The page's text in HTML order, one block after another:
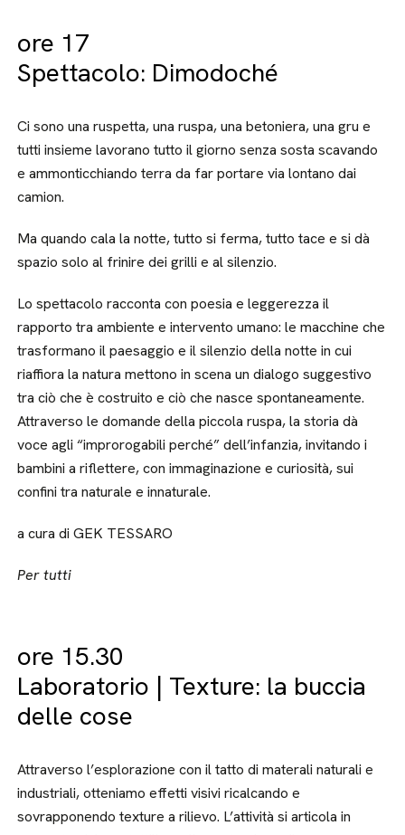
ore 17
Spettacolo: Dimodoché
Ci sono una ruspetta, una ruspa, una betoniera, una gru e
tutti insieme lavorano tutto il giorno senza sosta scavando
e ammonticchiando terra da far portare via lontano dai
camion.
Ma quando cala la notte, tutto si ferma, tutto tace e si dà
spazio solo al frinire dei grilli e al silenzio.
Lo spettacolo racconta con poesia e leggerezza il
rapporto tra ambiente e intervento umano: le macchine che
trasformano il paesaggio e il silenzio della notte in cui
riaffiora la natura mettono in scena un dialogo suggestivo
tra ciò che è costruito e ciò che nasce spontaneamente.
Attraverso le domande della piccola ruspa, la storia dà
voce agli “improrogabili perché” dell’infanzia, invitando i
bambini a riflettere, con immaginazione e curiosità, sui
confini tra naturale e innaturale.
a cura di GEK TESSARO
Per tutti
ore 15.30
Laboratorio | Texture: la buccia
delle cose
Attraverso l’esplorazione con il tatto di materali naturali e
industriali, otteniamo effetti visivi ricalcando e
sovrapponendo texture a rilievo. L’attività si articola in